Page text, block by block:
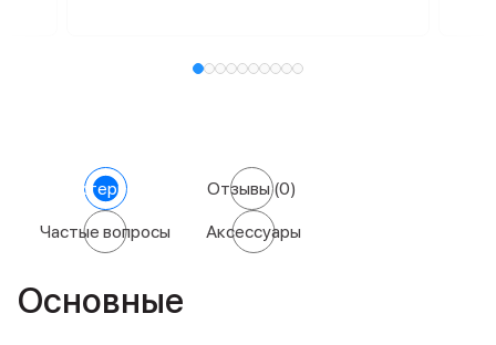
Характеристики Отзывы(0)
Частые вопросы Аксессуары
Основные